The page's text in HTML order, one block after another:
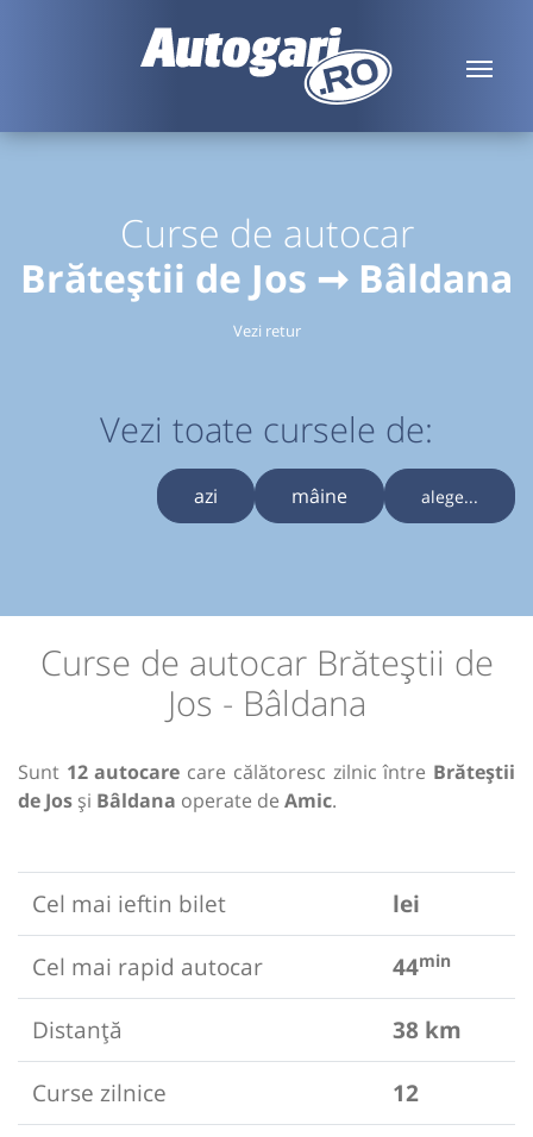
Curse de autocar
Brăteștii de Jos ➞ Bâldana
Vezi retur
Vezi toate cursele de:
azi mâine alege...
Curse de autocar Brăteștii de
Jos - Bâldana
Sunt 12 autocare care călătoresc zilnic între Brăteștii
de Jos și Bâldana operate de Amic.
Cel mai ieftin bilet
lei
Cel mai rapid autocar
44min
Distanță
38 km
Curse zilnice
12